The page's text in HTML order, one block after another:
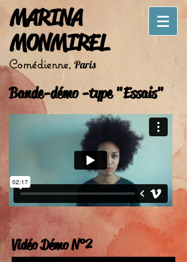
MARINA
MONMIREL
Comédienne, Paris
Bande-démo -type "Essais"
Vidéo Démo N°2